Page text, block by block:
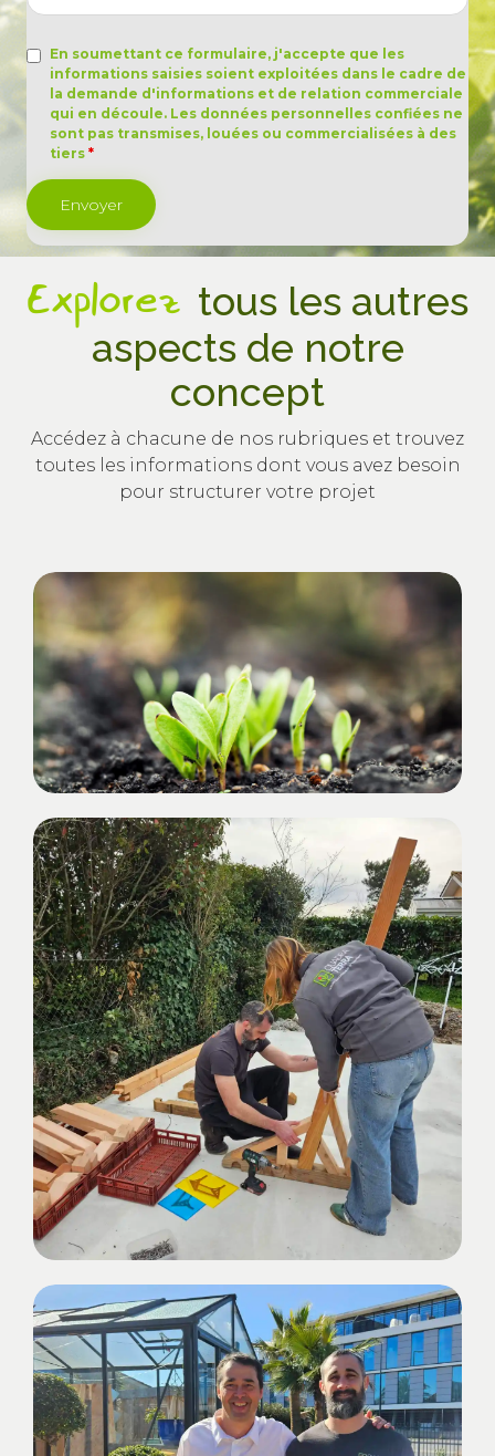
En soumettant ce formulaire, j'accepte que les
informations saisies soient exploitées dans le cadre de
la demande d'informations et de relation commerciale
qui en découle. Les données personnelles confiées ne
sont pas transmises, louées ou commercialisées à des
tiers *
Explorez tous les autres
aspects de notre
concept
Accédez à chacune de nos rubriques et trouvez
toutes les informations dont vous avez besoin
pour structurer votre projet